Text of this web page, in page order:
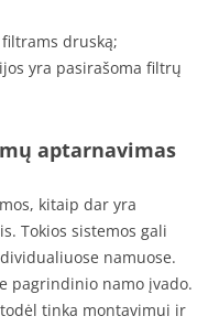
druską;
yra pasirašoma filtrų
aptarnavimas
kitaip dar yra
Tokios sistemos gali
namuose.
pagrindinio namo įvado.
tinka montavimui ir